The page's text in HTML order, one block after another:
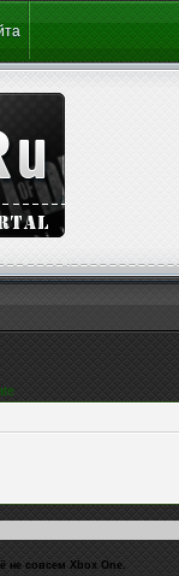
не совсем Xbox One.